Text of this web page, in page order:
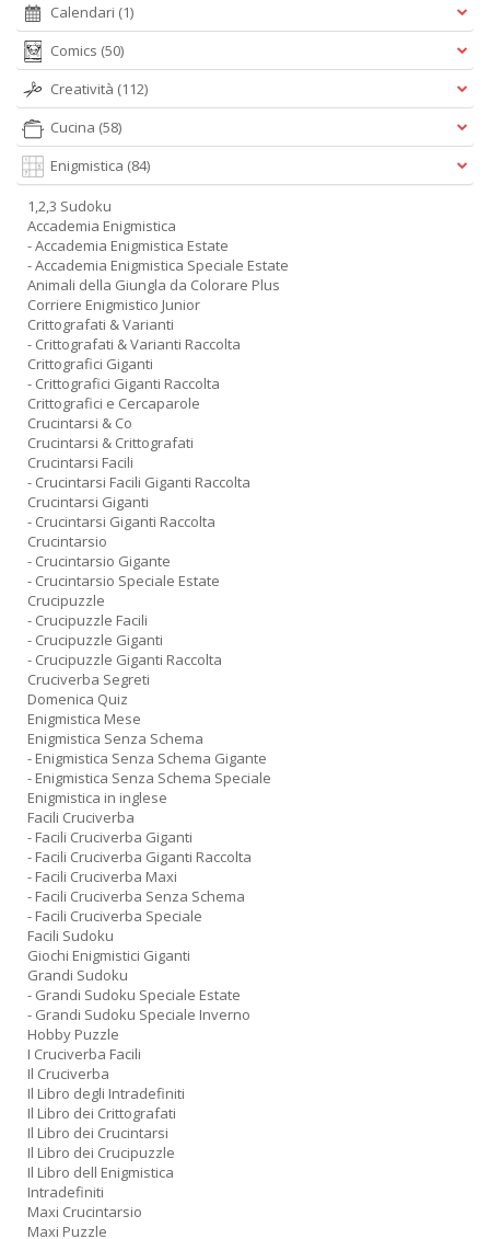
Calendari (1)
Comics (50)
Creatività (112)
Cucina (58)
Enigmistica (84)
1,2,3 Sudoku
Accademia Enigmistica
- Accademia Enigmistica Estate
- Accademia Enigmistica Speciale Estate
Animali della Giungla da Colorare Plus
Corriere Enigmistico Junior
Crittografati & Varianti
- Crittografati & Varianti Raccolta
Crittografici Giganti
- Crittografici Giganti Raccolta
Crittografici e Cercaparole
Crucintarsi & Co
Crucintarsi & Crittografati
Crucintarsi Facili
- Crucintarsi Facili Giganti Raccolta
Crucintarsi Giganti
- Crucintarsi Giganti Raccolta
Crucintarsio
- Crucintarsio Gigante
- Crucintarsio Speciale Estate
Crucipuzzle
- Crucipuzzle Facili
- Crucipuzzle Giganti
- Crucipuzzle Giganti Raccolta
Cruciverba Segreti
Domenica Quiz
Enigmistica Mese
Enigmistica Senza Schema
- Enigmistica Senza Schema Gigante
- Enigmistica Senza Schema Speciale
Enigmistica in inglese
Facili Cruciverba
- Facili Cruciverba Giganti
- Facili Cruciverba Giganti Raccolta
- Facili Cruciverba Maxi
- Facili Cruciverba Senza Schema
- Facili Cruciverba Speciale
Facili Sudoku
Giochi Enigmistici Giganti
Grandi Sudoku
- Grandi Sudoku Speciale Estate
- Grandi Sudoku Speciale Inverno
Hobby Puzzle
I Cruciverba Facili
Il Cruciverba
Il Libro degli Intradefiniti
Il Libro dei Crittografati
Il Libro dei Crucintarsi
Il Libro dei Crucipuzzle
Il Libro dell Enigmistica
Intradefiniti
Maxi Crucintarsio
Maxi Puzzle